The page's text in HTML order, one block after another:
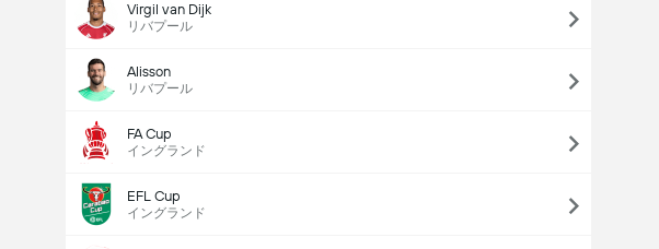
Virgil van Dijk
リバプール
Alisson
リバプール
FA Cup
イングランド
EFL Cup
イングランド